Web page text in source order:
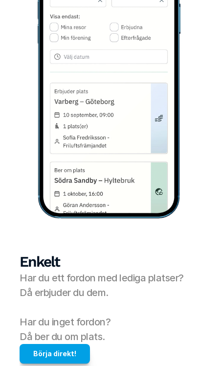
Enkelt
Har du ett fordon med lediga platser?
Då erbjuder du dem.
Har du inget fordon?
Då ber du om plats.
Börja direkt!